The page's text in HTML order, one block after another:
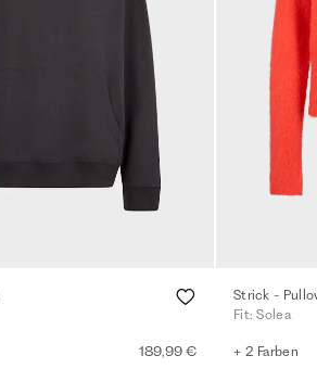
189,99 €
Strick -
Fit: Solea
+ 2 Farben